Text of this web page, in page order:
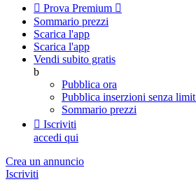
 Prova Premium 
Sommario prezzi
Scarica l'app
Scarica l'app
Vendi subito gratis
b
Pubblica ora
Pubblica inserzioni senza limit
Sommario prezzi
 Iscriviti
accedi qui
Crea un annuncio
Iscriviti